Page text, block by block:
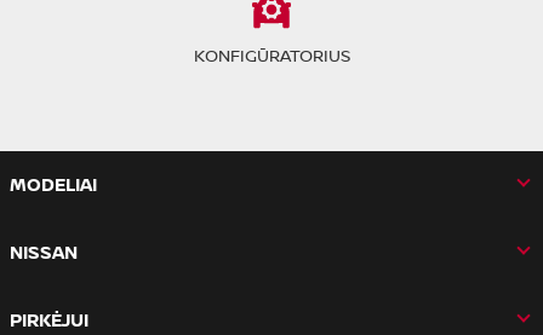
KONFIGŪRATORIUS
MODELIAI
NISSAN
PIRKĖJUI